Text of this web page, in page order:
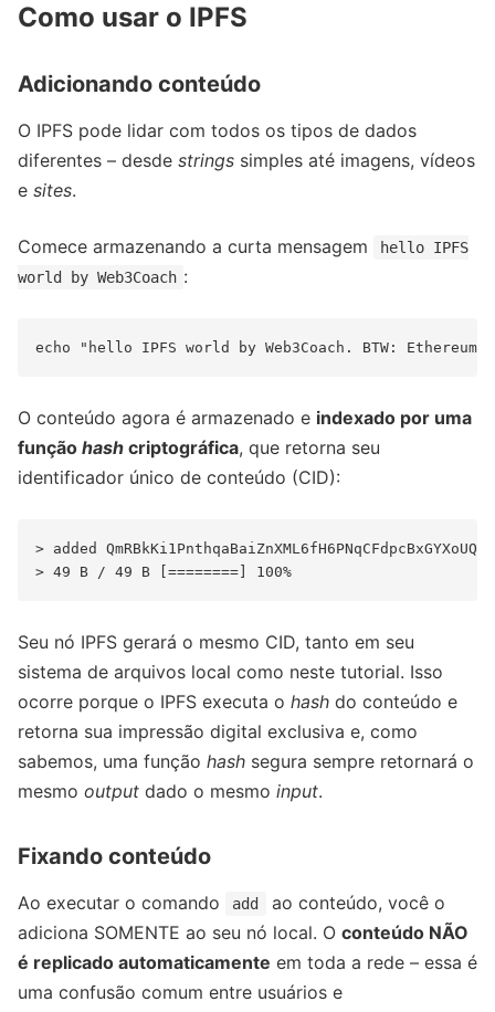
Como usar o IPFS
Adicionando conteúdo
O IPFS pode lidar com todos os tipos de dados
diferentes – desde strings simples até imagens, vídeos
e sites.
Comece armazenando a curta mensagem
hello IPFS
world by Web3Coach :
O conteúdo agora é armazenado e indexado por uma
função hash criptográfica, que retorna seu
identificador único de conteúdo (CID):
> added
Seu nó IPFS gerará o mesmo CID, tanto em seu
sistema de arquivos local como neste tutorial. Isso
ocorre porque o IPFS executa o hash do conteúdo e
retorna sua impressão digital exclusiva e, como
sabemos, uma função hash segura sempre retornará o
mesmo output dado o mesmo input.
Fixando conteúdo
Ao executar o comando add
ao conteúdo, você o
adiciona SOMENTE ao seu nó local. O conteúdo NÃO
é replicado automaticamente em toda a rede – essa é
uma confusão comum entre usuários e